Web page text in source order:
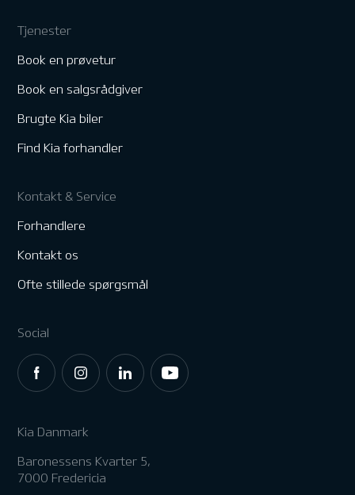
Tjenester
Book en prøvetur
Book en salgsrådgiver
Brugte Kia biler
Find Kia forhandler
Kontakt & Service
Forhandlere
Kontakt os
Ofte stillede spørgsmål
Social
Kia Danmark
Baronessens Kvarter 5,
7000 Fredericia